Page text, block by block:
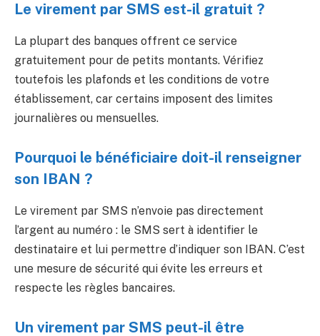
Le virement par SMS est-il gratuit ?
La plupart des banques offrent ce service
gratuitement pour de petits montants. Vérifiez
toutefois les plafonds et les conditions de votre
établissement, car certains imposent des limites
journalières ou mensuelles.
Pourquoi le bénéficiaire doit-il renseigner
son IBAN ?
Le virement par SMS n’envoie pas directement
l’argent au numéro : le SMS sert à identifier le
destinataire et lui permettre d’indiquer son IBAN. C’est
une mesure de sécurité qui évite les erreurs et
respecte les règles bancaires.
Un virement par SMS peut-il être